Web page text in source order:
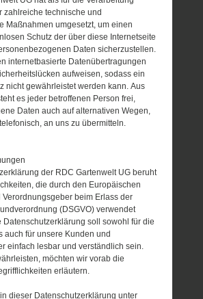
zahlreiche technische und
Maßnahmen umgesetzt, um einen
Schutz der über diese Internetseite
Daten sicherzustellen.
internetbasierte Datenübertragungen
aufweisen, sodass ein
nicht gewährleistet werden kann. Aus
es jeder betroffenen Person frei,
Daten auch auf alternativen Wegen,
an uns zu übermitteln.
der RDC Gartenwelt UG beruht
die durch den Europäischen
beim Erlass der
(DSGVO) verwendet
Datenschutzerklärung soll sowohl für die
auch für unsere Kunden und
einfach lesbar und verständlich sein.
möchten wir vorab die
erläutern.
dieser Datenschutzerklärung unter